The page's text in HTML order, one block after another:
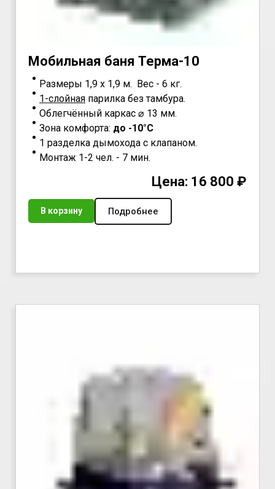
Мoбильнaя бaня Teрма-10
Размеры 1,9 х 1,9 м. Вес - 6 кг.
1-слойная парилка без тамбура.
Облегчённый каркас ⌀ 13 мм.
Зона комфорта: до -10°С
1 разделка дымохода с клапаном.
Монтаж 1-2 чел. - 7 мин.
Цена: 16 800 ₽
В корзину Подробнее